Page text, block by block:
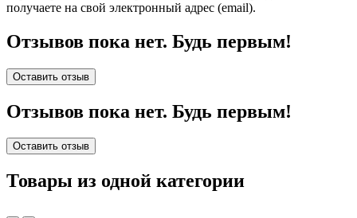
получаете на свой электронный адрес (email).
Отзывов пока нет. Будь первым!
Оставить отзыв
Отзывов пока нет. Будь первым!
Оставить отзыв
Товары из одной категории